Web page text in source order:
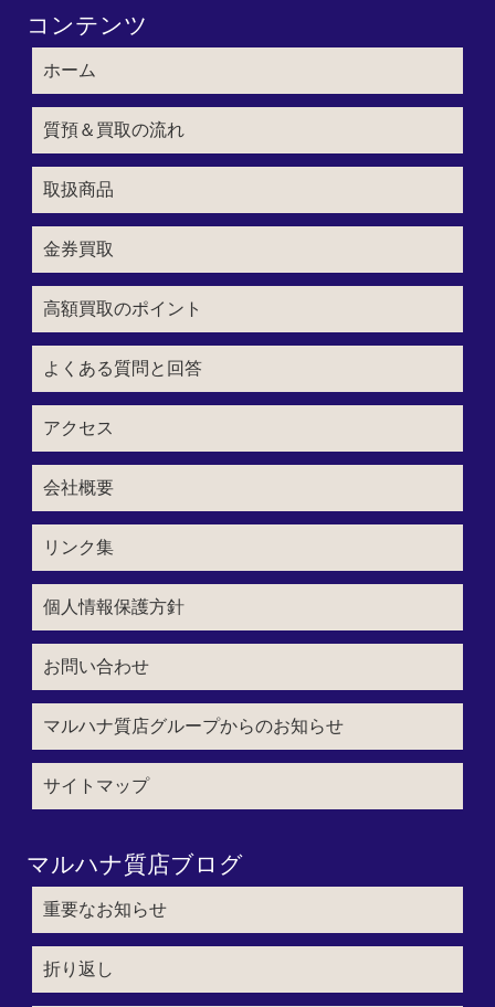
コンテンツ
ホーム
質預＆買取の流れ
取扱商品
金券買取
高額買取のポイント
よくある質問と回答
アクセス
会社概要
リンク集
個人情報保護方針
お問い合わせ
マルハナ質店グループからのお知らせ
サイトマップ
マルハナ質店ブログ
重要なお知らせ
折り返し